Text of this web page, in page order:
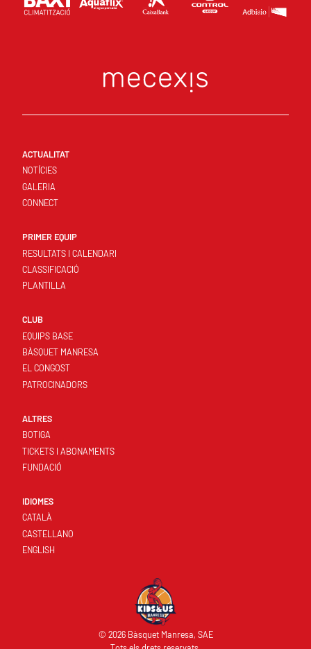
ACTUALITAT
NOTÍCIES
GALERIA
CONNECT
PRIMER EQUIP
RESULTATS I CALENDARI
CLASSIFICACIÓ
PLANTILLA
CLUB
EQUIPS BASE
BÀSQUET MANRESA
EL CONGOST
PATROCINADORS
ALTRES
BOTIGA
TICKETS I ABONAMENTS
FUNDACIÓ
IDIOMES
CATALÀ
CASTELLANO
ENGLISH
© 2026 Bàsquet Manresa, SAE